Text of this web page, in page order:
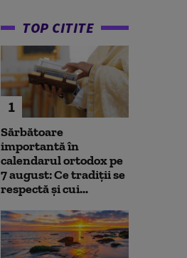
TOP CITITE
1
Sărbătoare
importantă în
calendarul ortodox pe
7 august: Ce tradiții se
respectă și cui...